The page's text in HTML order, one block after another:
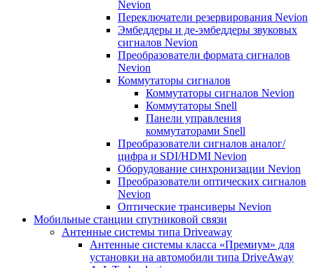
Nevion
Переключатели резервирования Nevion
Эмбеддеры и де-эмбеддеры звуковых
сигналов Nevion
Преобразователи формата сигналов
Nevion
Коммутаторы сигналов
Коммутаторы сигналов Nevion
Коммутаторы Snell
Панели управления
коммутаторами Snell
Преобразователи сигналов аналог/
цифра и SDI/HDMI Nevion
Оборудование синхронизации Nevion
Преобразователи оптических сигналов
Nevion
Оптические трансиверы Nevion
Мобильные станции спутниковой связи
Антенные системы типа Driveaway
Антенные системы класса «Премиум» для
установки на автомобили типа DriveAway